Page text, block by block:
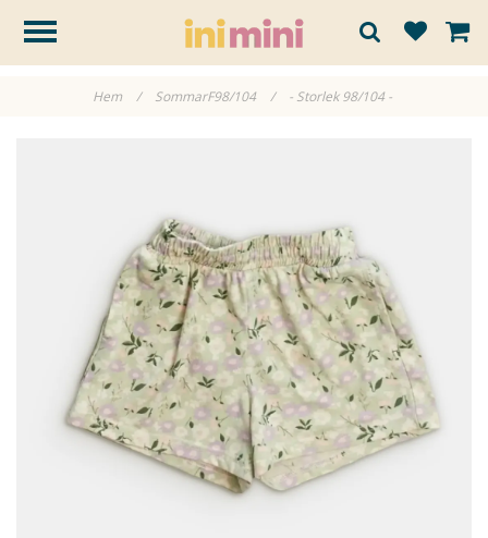
Hem / SommarF98/104 / - Storlek 98/104 -